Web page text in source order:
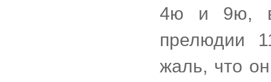
4ю и 9ю,
прелюдии
жаль, что